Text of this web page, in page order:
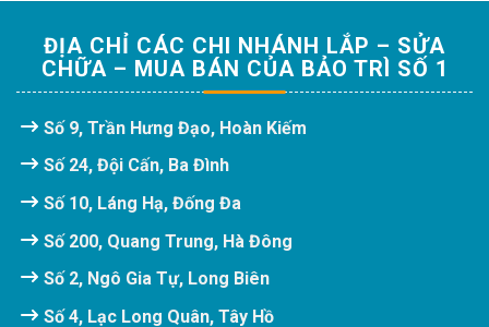
ĐỊA CHỈ CÁC CHI NHÁNH LẮP – SỬA
CHỮA – MUA BÁN CỦA BẢO TRÌ SỐ 1
Số 9, Trần Hưng Đạo, Hoàn Kiếm
Số 24, Đội Cấn, Ba Đình
Số 10, Láng Hạ, Đống Đa
Số 200, Quang Trung, Hà Đông
Số 2, Ngô Gia Tự, Long Biên
Số 4, Lạc Long Quân, Tây Hồ